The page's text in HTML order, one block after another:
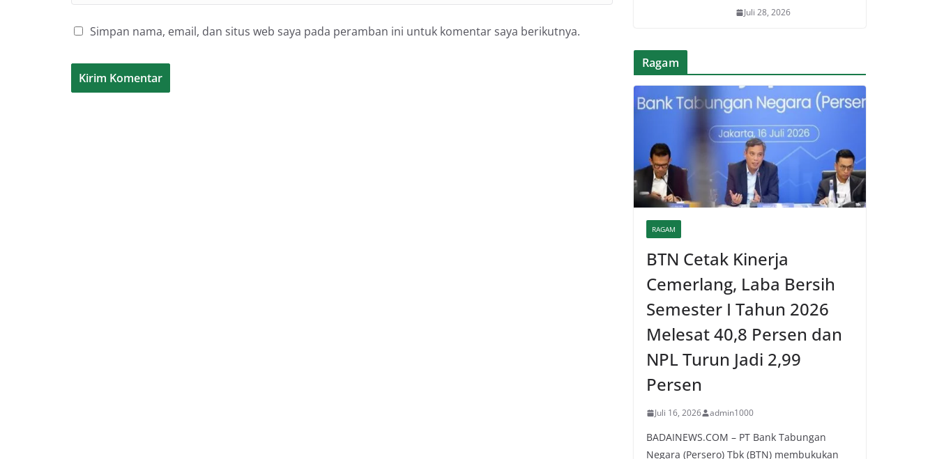
Simpan nama, email, dan situs web saya pada peramban ini untuk komentar saya berikutnya.
Juli 28, 2026
Ragam
RAGAM
BTN Cetak Kinerja
Cemerlang, Laba Bersih
Semester I Tahun 2026
Melesat 40,8 Persen dan
NPL Turun Jadi 2,99
Persen
Juli 16, 2026 admin1000
BADAINEWS.COM – PT Bank Tabungan
Negara (Persero) Tbk (BTN) membukukan